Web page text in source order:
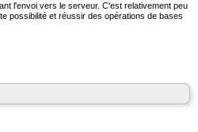
l'envoi vers le serveur. C'est relativement peu
possibilité et réussir des opérations de bases